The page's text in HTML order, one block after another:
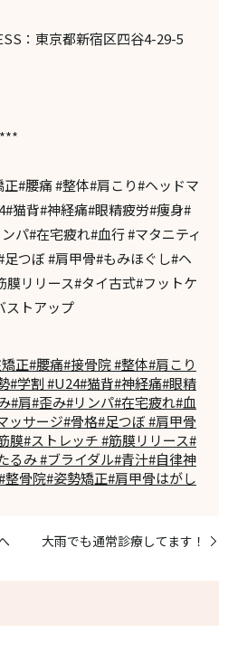
：東京都新宿区四谷4-29-5
#腰痛 #整体#肩こり#ヘッドマ
猫背#神経痛#眼精疲労#痩身#
パ#在宅疲れ#血行 #マタニティ
つぼ #肩甲骨#もみほぐし#ヘ
膜リリース#タイ古式#フットケ
ストアップ
正#腰痛#接骨院 #整体#肩こり
#学割 #U24#猫背#神経痛#眼精
#肩#歪み#リンパ#在宅疲れ#血
ッサージ#骨格#足つぼ #肩甲骨
膜#ストレッチ #筋膜リリース#
るみ #ブライダル#青汁#自律神
整骨院#姿勢矯正#肩甲骨はがし
大雨でも通常診療してます！